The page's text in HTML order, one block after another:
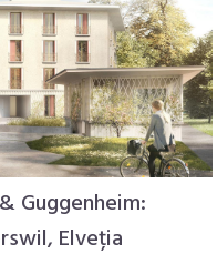
Guggenheim:
Elveția